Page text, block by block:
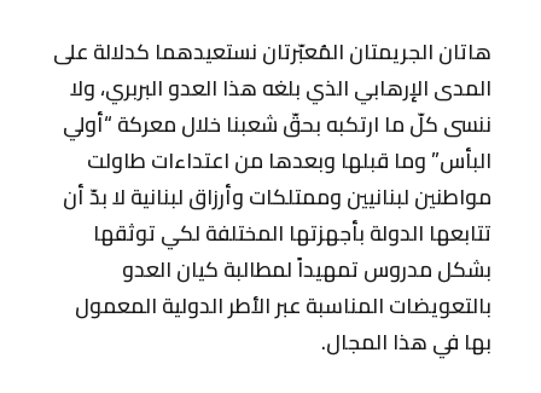
هاتان الجريمتان المُعبّرتان نستعيدهما كدلالة على
المدى الإرهابي الذي بلغه هذا العدو البربري، ولا
ننسى كلّ ما ارتكبه بحقّ شعبنا خلال معركة “أولي
البأس” وما قبلها وبعدها من اعتداءات طاولت
مواطنين لبنانيين وممتلكات وأرزاق لبنانية لا بدّ أن
تتابعها الدولة بأجهزتها المختلفة لكي توثقها
بشكل مدروس تمهيداً لمطالبة كيان العدو
بالتعويضات المناسبة عبر الأطر الدولية المعمول
بها في هذا المجال.